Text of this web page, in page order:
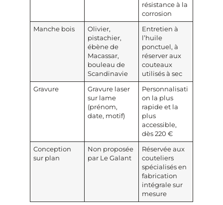
résistance à la
corrosion
Manche bois
Olivier,
pistachier,
ébène de
Macassar,
bouleau de
Scandinavie
Entretien à
l’huile
ponctuel, à
réserver aux
couteaux
utilisés à sec
Gravure
Gravure laser
sur lame
(prénom,
date, motif)
Personnalisati
on la plus
rapide et la
plus
accessible,
dès 220 €
Conception
sur plan
Non proposée
par Le Galant
Réservée aux
couteliers
spécialisés en
fabrication
intégrale sur
mesure